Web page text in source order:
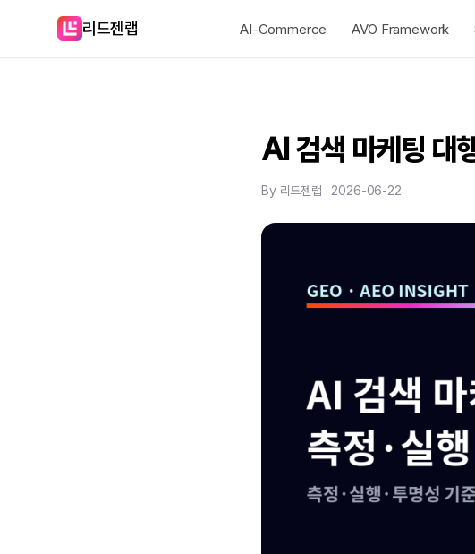
리드젠랩 AI-Commerce AVO Framework
AI 검색 마케팅 대
By 리드젠랩 · 2026-06-22